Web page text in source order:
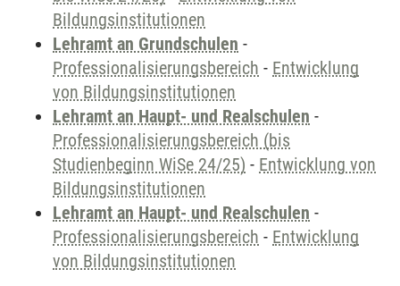
Bildungsinstitutionen
Lehramt an Grundschulen -
Professionalisierungsbereich - Entwicklung
von Bildungsinstitutionen
Lehramt an Haupt- und Realschulen -
Professionalisierungsbereich (bis
Studienbeginn WiSe 24/25) - Entwicklung von
Bildungsinstitutionen
Lehramt an Haupt- und Realschulen -
Professionalisierungsbereich - Entwicklung
von Bildungsinstitutionen